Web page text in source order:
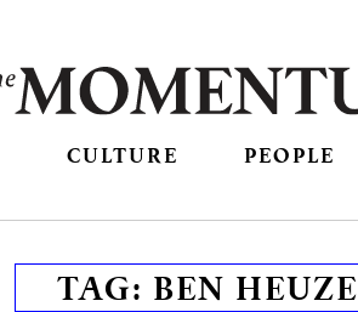
CULTURE PEOPLE
TAG: BEN HEUZE